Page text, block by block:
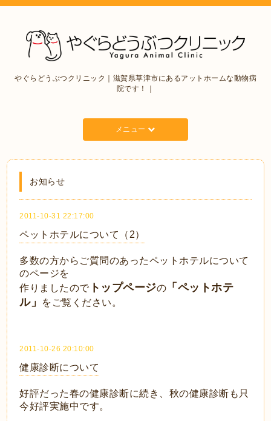
やぐらどうぶつクリニック｜滋賀県草津市にあるアットホームな動物病
院です！｜
メニュー
お知らせ
2011-10-31 22:17:00
ペットホテルについて（2）
多数の方からご質問のあったペットホテルについて
のページを
作りましたのでトップページの 「ペットホテ
ル」
をご覧ください。
2011-10-26 20:10:00
健康診断について
好評だった春の健康診断に続き、秋の健康診断も只
今好評実施中です。